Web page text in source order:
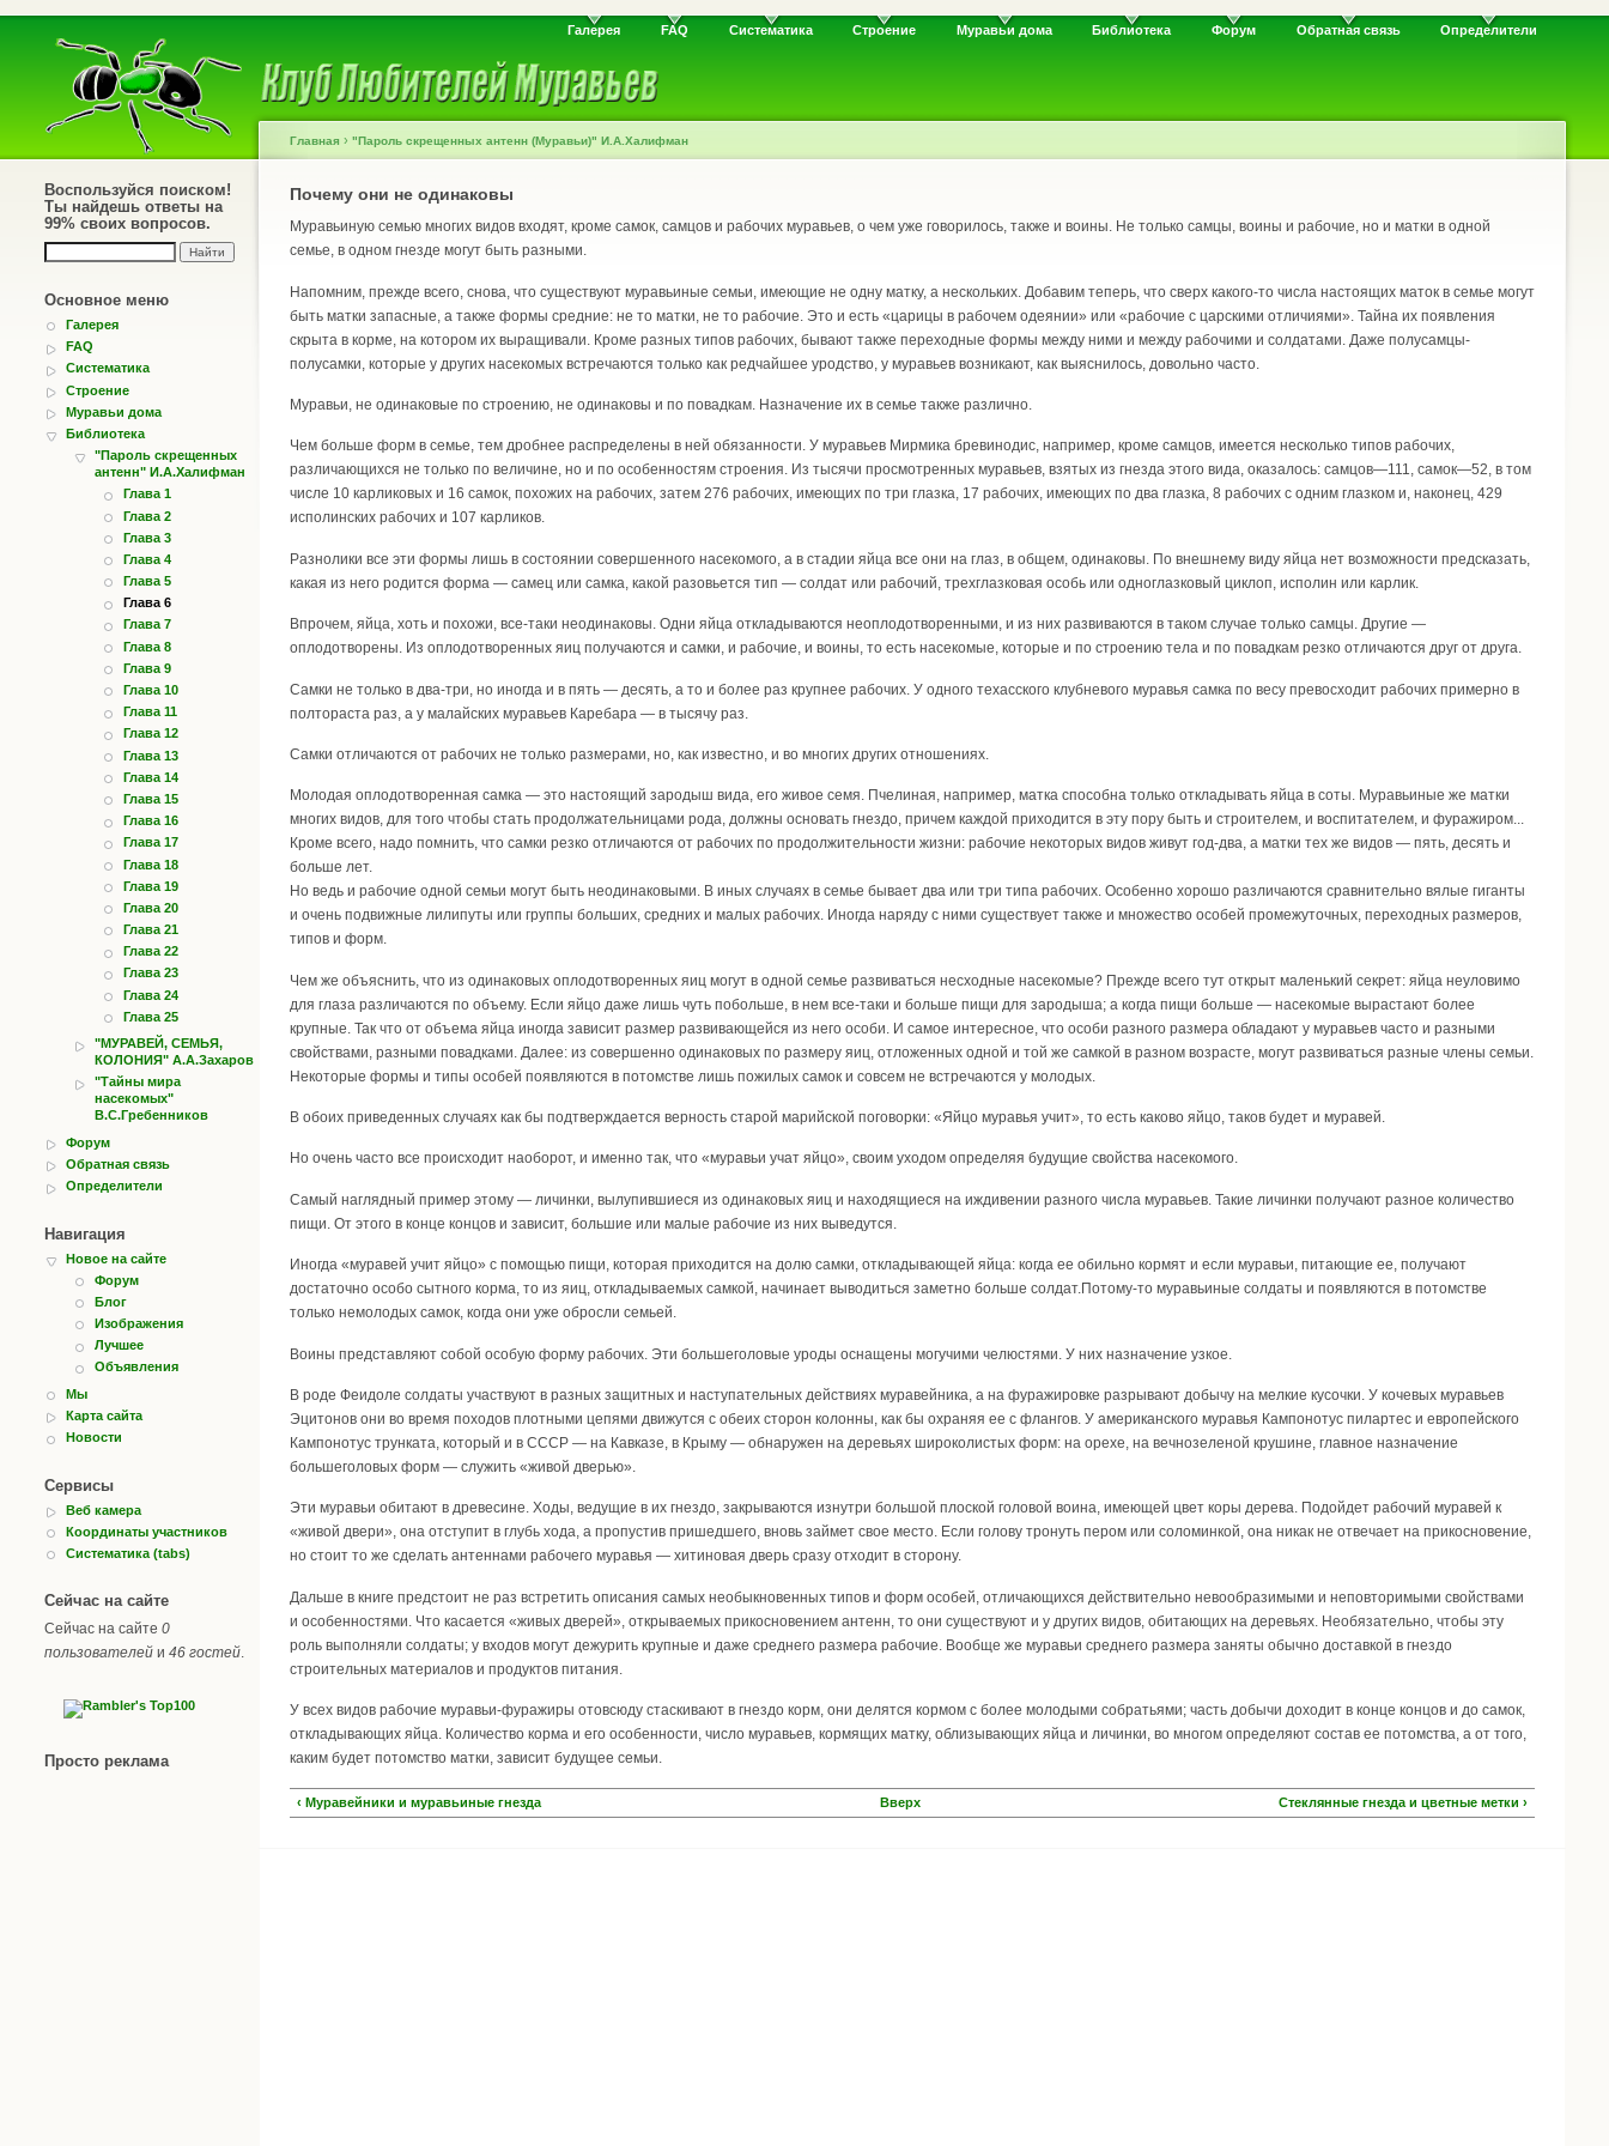
Галерея FAQ Систематика Строение Муравьи дома Библиотека Форум Обратная связь Определители
Воспользуйся поиском!
Ты найдешь ответы на
99% своих вопросов.
Основное меню
Галерея
FAQ
Систематика
Строение
Муравьи дома
Библиотека
"Пароль скрещенных
антенн" И.А.Халифман
Глава 1
Глава 2
Глава 3
Глава 4
Глава 5
Глава 6
Глава 7
Глава 8
Глава 9
Глава 10
Глава 11
Глава 12
Глава 13
Глава 14
Глава 15
Глава 16
Глава 17
Глава 18
Глава 19
Глава 20
Глава 21
Глава 22
Глава 23
Глава 24
Глава 25
"МУРАВЕЙ, СЕМЬЯ,
КОЛОНИЯ" А.А.Захаров
"Тайны мира
насекомых"
В.С.Гребенников
Форум
Обратная связь
Определители
Навигация
Новое на сайте
Форум
Блог
Изображения
Лучшее
Объявления
Мы
Карта сайта
Новости
Сервисы
Веб камера
Координаты участников
Систематика (tabs)
Сейчас на сайте
Сейчас на сайте 0
пользователей и 46 гостей.
Просто реклама
Главная › "Пароль скрещенных антенн (Муравьи)" И.А.Халифман
Почему они не одинаковы
Муравьиную семью многих видов входят, кроме самок, самцов и рабочих муравьев, о чем уже говорилось, также и воины. Не только самцы, воины и рабочие, но и матки в одной
семье, в одном гнезде могут быть разными.
Напомним, прежде всего, снова, что существуют муравьиные семьи, имеющие не одну матку, а нескольких. Добавим теперь, что сверх какого-то числа настоящих маток в семье могут
быть матки запасные, а также формы средние: не то матки, не то рабочие. Это и есть «царицы в рабочем одеянии» или «рабочие с царскими отличиями». Тайна их появления
скрыта в корме, на котором их выращивали. Кроме разных типов рабочих, бывают также переходные формы между ними и между рабочими и солдатами. Даже полусамцы-
полусамки, которые у других насекомых встречаются только как редчайшее уродство, у муравьев возникают, как выяснилось, довольно часто.
Муравьи, не одинаковые по строению, не одинаковы и по повадкам. Назначение их в семье также различно.
Чем больше форм в семье, тем дробнее распределены в ней обязанности. У муравьев Мирмика бревинодис, например, кроме самцов, имеется несколько типов рабочих,
различающихся не только по величине, но и по особенностям строения. Из тысячи просмотренных муравьев, взятых из гнезда этого вида, оказалось: самцов—111, самок—52, в том
числе 10 карликовых и 16 самок, похожих на рабочих, затем 276 рабочих, имеющих по три глазка, 17 рабочих, имеющих по два глазка, 8 рабочих с одним глазком и, наконец, 429
исполинских рабочих и 107 карликов.
Разнолики все эти формы лишь в состоянии совершенного насекомого, а в стадии яйца все они на глаз, в общем, одинаковы. По внешнему виду яйца нет возможности предсказать,
какая из него родится форма — самец или самка, какой разовьется тип — солдат или рабочий, трехглазковая особь или одноглазковый циклоп, исполин или карлик.
Впрочем, яйца, хоть и похожи, все-таки неодинаковы. Одни яйца откладываются неоплодотворенными, и из них развиваются в таком случае только самцы. Другие —
оплодотворены. Из оплодотворенных яиц получаются и самки, и рабочие, и воины, то есть насекомые, которые и по строению тела и по повадкам резко отличаются друг от друга.
Самки не только в два-три, но иногда и в пять — десять, а то и более раз крупнее рабочих. У одного техасского клубневого муравья самка по весу превосходит рабочих примерно в
полтораста раз, а у малайских муравьев Каребара — в тысячу раз.
Самки отличаются от рабочих не только размерами, но, как известно, и во многих других отношениях.
Молодая оплодотворенная самка — это настоящий зародыш вида, его живое семя. Пчелиная, например, матка способна только откладывать яйца в соты. Муравьиные же матки
многих видов, для того чтобы стать продолжательницами рода, должны основать гнездо, причем каждой приходится в эту пору быть и строителем, и воспитателем, и фуражиром...
Кроме всего, надо помнить, что самки резко отличаются от рабочих по продолжительности жизни: рабочие некоторых видов живут год-два, а матки тех же видов — пять, десять и
больше лет.
Но ведь и рабочие одной семьи могут быть неодинаковыми. В иных случаях в семье бывает два или три типа рабочих. Особенно хорошо различаются сравнительно вялые гиганты
и очень подвижные лилипуты или группы больших, средних и малых рабочих. Иногда наряду с ними существует также и множество особей промежуточных, переходных размеров,
типов и форм.
Чем же объяснить, что из одинаковых оплодотворенных яиц могут в одной семье развиваться несходные насекомые? Прежде всего тут открыт маленький секрет: яйца неуловимо
для глаза различаются по объему. Если яйцо даже лишь чуть побольше, в нем все-таки и больше пищи для зародыша; а когда пищи больше — насекомые вырастают более
крупные. Так что от объема яйца иногда зависит размер развивающейся из него особи. И самое интересное, что особи разного размера обладают у муравьев часто и разными
свойствами, разными повадками. Далее: из совершенно одинаковых по размеру яиц, отложенных одной и той же самкой в разном возрасте, могут развиваться разные члены семьи.
Некоторые формы и типы особей появляются в потомстве лишь пожилых самок и совсем не встречаются у молодых.
В обоих приведенных случаях как бы подтверждается верность старой марийской поговорки: «Яйцо муравья учит», то есть каково яйцо, таков будет и муравей.
Но очень часто все происходит наоборот, и именно так, что «муравьи учат яйцо», своим уходом определяя будущие свойства насекомого.
Самый наглядный пример этому — личинки, вылупившиеся из одинаковых яиц и находящиеся на иждивении разного числа муравьев. Такие личинки получают разное количество
пищи. От этого в конце концов и зависит, большие или малые рабочие из них выведутся.
Иногда «муравей учит яйцо» с помощью пищи, которая приходится на долю самки, откладывающей яйца: когда ее обильно кормят и если муравьи, питающие ее, получают
достаточно особо сытного корма, то из яиц, откладываемых самкой, начинает выводиться заметно больше солдат.Потому-то муравьиные солдаты и появляются в потомстве
только немолодых самок, когда они уже обросли семьей.
Воины представляют собой особую форму рабочих. Эти большеголовые уроды оснащены могучими челюстями. У них назначение узкое.
В роде Феидоле солдаты участвуют в разных защитных и наступательных действиях муравейника, а на фуражировке разрывают добычу на мелкие кусочки. У кочевых муравьев
Эцитонов они во время походов плотными цепями движутся с обеих сторон колонны, как бы охраняя ее с флангов. У американского муравья Кампонотус пилартес и европейского
Кампонотус трунката, который и в СССР — на Кавказе, в Крыму — обнаружен на деревьях широколистых форм: на орехе, на вечнозеленой крушине, главное назначение
большеголовых форм — служить «живой дверью».
Эти муравьи обитают в древесине. Ходы, ведущие в их гнездо, закрываются изнутри большой плоской головой воина, имеющей цвет коры дерева. Подойдет рабочий муравей к
«живой двери», она отступит в глубь хода, а пропустив пришедшего, вновь займет свое место. Если голову тронуть пером или соломинкой, она никак не отвечает на прикосновение,
но стоит то же сделать антеннами рабочего муравья — хитиновая дверь сразу отходит в сторону.
Дальше в книге предстоит не раз встретить описания самых необыкновенных типов и форм особей, отличающихся действительно невообразимыми и неповторимыми свойствами
и особенностями. Что касается «живых дверей», открываемых прикосновением антенн, то они существуют и у других видов, обитающих на деревьях. Необязательно, чтобы эту
роль выполняли солдаты; у входов могут дежурить крупные и даже среднего размера рабочие. Вообще же муравьи среднего размера заняты обычно доставкой в гнездо
строительных материалов и продуктов питания.
У всех видов рабочие муравьи-фуражиры отовсюду стаскивают в гнездо корм, они делятся кормом с более молодыми собратьями; часть добычи доходит в конце концов и до самок,
откладывающих яйца. Количество корма и его особенности, число муравьев, кормящих матку, облизывающих яйца и личинки, во многом определяют состав ее потомства, а от того,
каким будет потомство матки, зависит будущее семьи.
‹ Муравейники и муравьиные гнезда Вверх Стеклянные гнезда и цветные метки ›